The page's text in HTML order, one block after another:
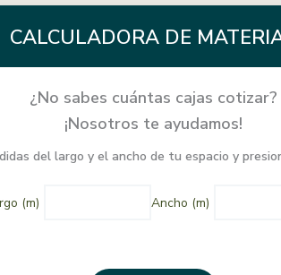
CALCULADORA DE
¿No sabes cuántas cajas cotizar?
¡Nosotros te ayudamos!
del largo y el ancho de tu espacio y
(m) Ancho (m)